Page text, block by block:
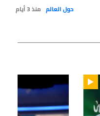
حول العالم منذ 3 أيام